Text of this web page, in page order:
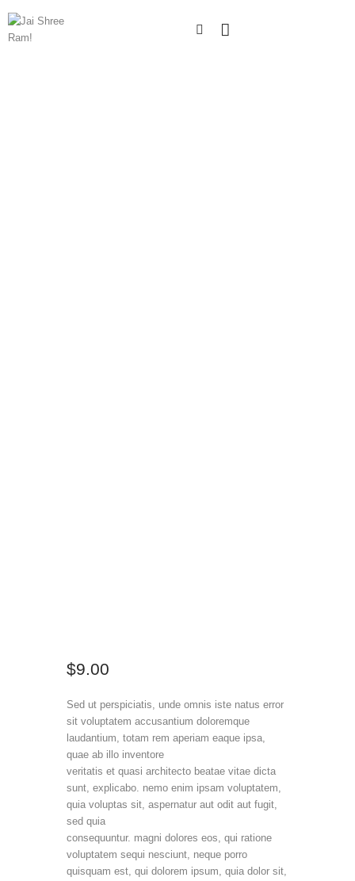
$9.00
Sed ut perspiciatis, unde omnis iste natus error
sit voluptatem accusantium doloremque
laudantium, totam rem aperiam eaque ipsa,
quae ab illo inventore
veritatis et quasi architecto beatae vitae dicta
sunt, explicabo. nemo enim ipsam voluptatem,
quia voluptas sit, aspernatur aut odit aut fugit,
sed quia
consequuntur. magni dolores eos, qui ratione
voluptatem sequi nesciunt, neque porro
quisquam est, qui dolorem ipsum, quia dolor sit,